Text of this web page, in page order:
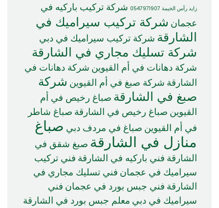
زايد رأس الخيمة 0547971907
شركة تركيب باركيه في
عجمان شركة تركيب سيراميك في
الشارقة شركة تركيب سيراميك في دبي
شركة تسليك مجاري في الشارقة
شركة دهانات في أم القيوين شركة دهانات في
الشارقة شركة صبغ في أم القيوين شركة
صبغ في الشارقة صباغ رخيص في أم
القيوين صباغ رخيص في الشارقة صباغ شاطر
في أم القيوين صباغ في مردف دبي صباغ
منازل في الشارقة صبغ شقق في
الشارقة فني باركيه في الشارقة فني تركيب
سيراميك في عجمان فني تسليك مجاري في
الشارقة فني جبس بورد في عجمان فني
سيراميك في دبي معلم جبس بورد في الشارقة